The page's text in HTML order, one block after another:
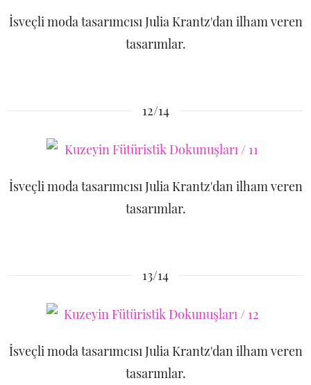
İsveçli moda tasarımcısı Julia Krantz'dan ilham veren
tasarımlar.
12/14
İsveçli moda tasarımcısı Julia Krantz'dan ilham veren
tasarımlar.
13/14
İsveçli moda tasarımcısı Julia Krantz'dan ilham veren
tasarımlar.